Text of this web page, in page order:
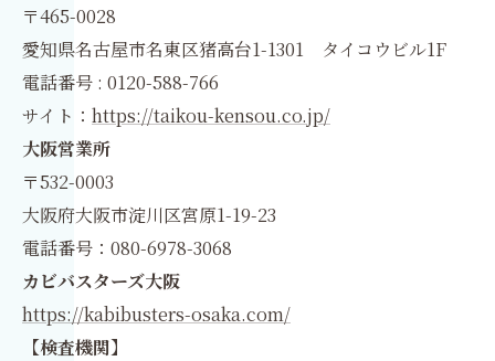
〒465-0028
愛知県名古屋市名東区猪高台1-1301 タイコウビル1F
電話番号 : 0120-588-766
サイト： https://taikou-kensou.co.jp/
大阪営業所
〒532-0003
大阪府大阪市淀川区宮原1-19-23
電話番号：080-6978-3068
カビバスターズ大阪
https://kabibusters-osaka.com/
【検査機関】